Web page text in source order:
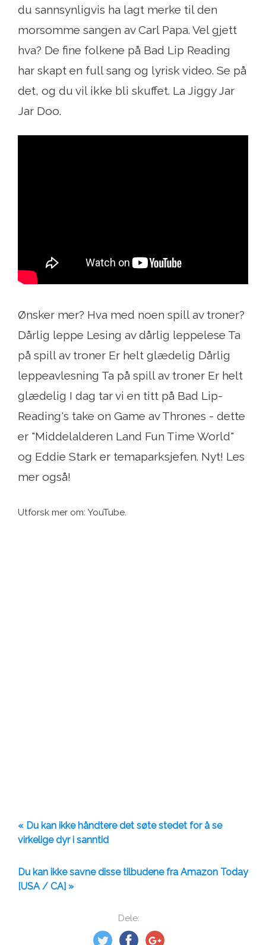
Dele:
du sannsynligvis ha lagt merke til den
morsomme sangen av Carl Papa. Vel gjett
hva? De fine folkene på Bad Lip Reading
har skapt en full sang og lyrisk video. Se på
det, og du vil ikke bli skuffet. La Jiggy Jar
Jar Doo.
Ønsker mer? Hva med noen spill av troner?
Dårlig leppe Lesing av dårlig leppelese Ta
på spill av troner Er helt glædelig Dårlig
leppeavlesning Ta på spill av troner Er helt
glædelig I dag tar vi en titt på Bad Lip-
Reading's take on Game av Thrones - dette
er "Middelalderen Land Fun Time World"
og Eddie Stark er temaparksjefen. Nyt! Les
mer også!
Utforsk mer om: YouTube.
« Du kan ikke håndtere det søte stedet for å se
virkelige dyr i sanntid
Du kan ikke savne disse tilbudene fra Amazon Today
[USA / CA] »